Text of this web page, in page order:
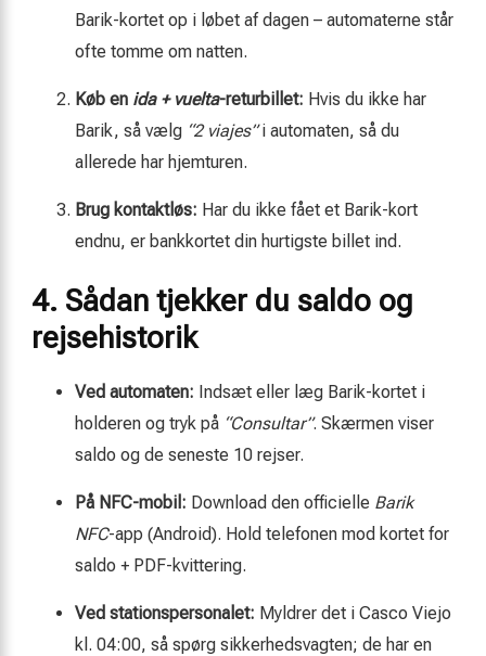
Barik-kortet op i løbet af dagen – automaterne står
ofte tomme om natten.
Køb en ida + vuelta-returbillet: Hvis du ikke har
Barik, så vælg “2 viajes”i automaten, så du
allerede har hjemturen.
Brug kontaktløs: Har du ikke fået et Barik-kort
endnu, er bankkortet din hurtigste billet ind.
4. Sådan tjekker du saldo og
rejsehistorik
Ved automaten: Indsæt eller læg Barik-kortet i
holderen og tryk på “Consultar”. Skærmen viser
saldo og de seneste 10 rejser.
På NFC-mobil: Download den officielle Barik
NFC-app (Android). Hold telefonen mod kortet for
saldo + PDF-kvittering.
Ved stationspersonalet: Myldrer det i Casco Viejo
kl. 04:00, så spørg sikkerhedsvagten; de har en